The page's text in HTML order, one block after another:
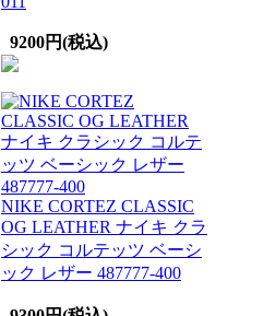
9200円(税込)
NIKE CORTEZ CLASSIC
OG LEATHER ナイキ クラ
シック コルテッツ ベーシ
ック レザー 487777-400